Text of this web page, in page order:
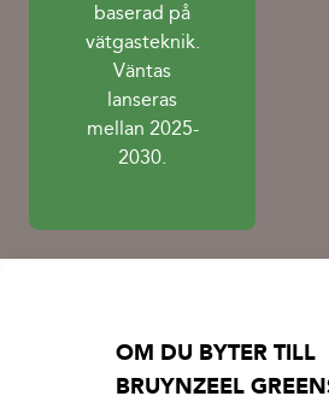
baserad på
vätgasteknik.
Väntas
lanseras
mellan 2025-
2030.
OM DU BYTER TILL
BRUYNZEEL